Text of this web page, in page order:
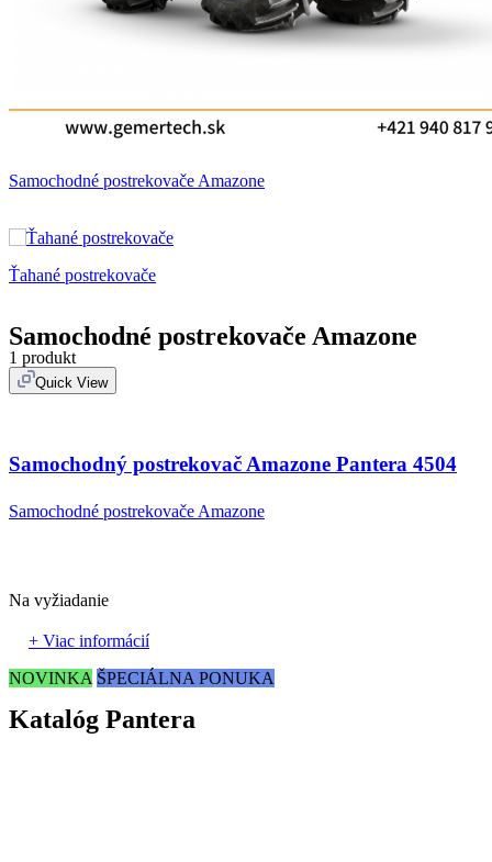
Samochodné postrekovače Amazone
Ťahané postrekovače
Samochodné postrekovače Amazone
1 produkt
Quick View
Samochodný postrekovač Amazone Pantera 4504
Samochodné postrekovače Amazone
Na vyžiadanie
+ Viac informácií
NOVINKA ŠPECIÁLNA PONUKA
Katalóg Pantera